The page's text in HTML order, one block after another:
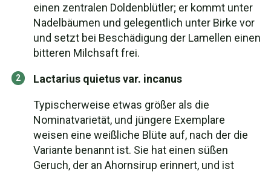
einen zentralen Doldenblütler; er kommt unter
Nadelbäumen und gelegentlich unter Birke vor
und setzt bei Beschädigung der Lamellen einen
bitteren Milchsaft frei.
Lactarius quietus var. incanus
Typischerweise etwas größer als die
Nominatvarietät, und jüngere Exemplare
weisen eine weißliche Blüte auf, nach der die
Variante benannt ist. Sie hat einen süßen
Geruch, der an Ahornsirup erinnert, und ist